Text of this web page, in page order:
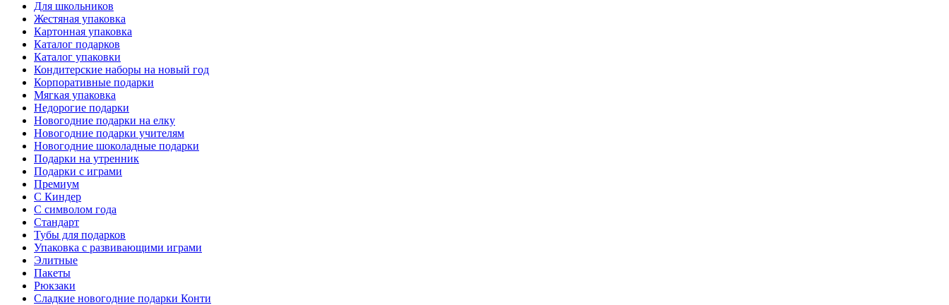
Для школьников
Жестяная упаковка
Картонная упаковка
Каталог подарков
Каталог упаковки
Кондитерские наборы на новый год
Корпоративные подарки
Мягкая упаковка
Недорогие подарки
Новогодние подарки на елку
Новогодние подарки учителям
Новогодние шоколадные подарки
Подарки на утренник
Подарки с играми
Премиум
С Киндер
С символом года
Стандарт
Тубы для подарков
Упаковка с развивающими играми
Элитные
Пакеты
Рюкзаки
Сладкие новогодние подарки Конти